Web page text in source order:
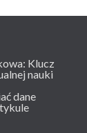
Klucz
nauki
dane